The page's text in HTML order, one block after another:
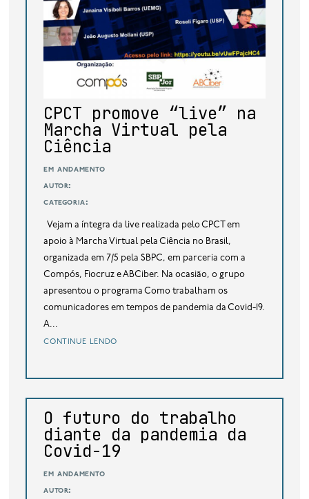
CPCT promove “live” na
Marcha Virtual pela
Ciência
em andamento
autor:
categoria:
Vejam a íntegra da live realizada pelo CPCT em
apoio à Marcha Virtual pela Ciência no Brasil,
organizada em 7/5 pela SBPC, em parceria com a
Compós, Fiocruz e ABCiber. Na ocasião, o grupo
apresentou o programa Como trabalham os
comunicadores em tempos de pandemia da Covid-19.
A...
continue lendo
O futuro do trabalho
diante da pandemia da
Covid-19
em andamento
autor: